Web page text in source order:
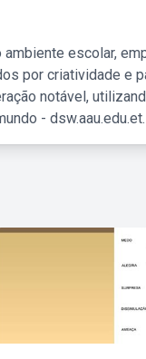
escolar,
por criatividade e
notável,
- dsw.aau.edu.et.